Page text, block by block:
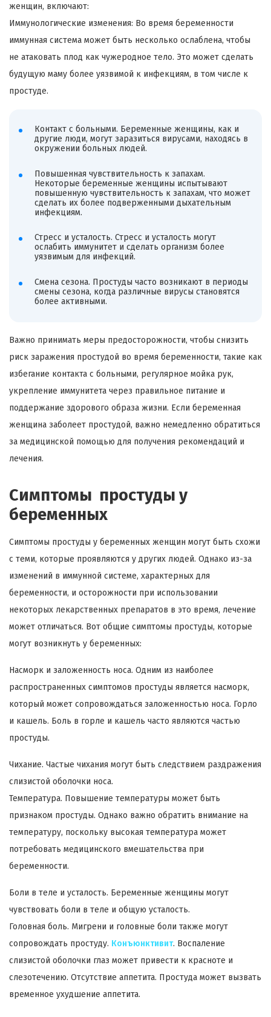
женщин, включают:
Иммунологические изменения: Во время беременности
иммунная система может быть несколько ослаблена, чтобы
не атаковать плод как чужеродное тело. Это может сделать
будущую маму более уязвимой к инфекциям, в том числе к
простуде.
Контакт с больными. Беременные женщины, как и
другие люди, могут заразиться вирусами, находясь в
окружении больных людей.
Повышенная чувствительность к запахам.
Некоторые беременные женщины испытывают
повышенную чувствительность к запахам, что может
сделать их более подверженными дыхательным
инфекциям.
Стресс и усталость. Стресс и усталость могут
ослабить иммунитет и сделать организм более
уязвимым для инфекций.
Смена сезона. Простуды часто возникают в периоды
смены сезона, когда различные вирусы становятся
более активными.
Важно принимать меры предосторожности, чтобы снизить
риск заражения простудой во время беременности, такие как
избегание контакта с больными, регулярное мойка рук,
укрепление иммунитета через правильное питание и
поддержание здорового образа жизни. Если беременная
женщина заболеет простудой, важно немедленно обратиться
за медицинской помощью для получения рекомендаций и
лечения.
Симптомы простуды у
беременных
Симптомы простуды у беременных женщин могут быть схожи
с теми, которые проявляются у других людей. Однако из-за
изменений в иммунной системе, характерных для
беременности, и осторожности при использовании
некоторых лекарственных препаратов в это время, лечение
может отличаться. Вот общие симптомы простуды, которые
могут возникнуть у беременных:
Насморк и заложенность носа. Одним из наиболее
распространенных симптомов простуды является насморк,
который может сопровождаться заложенностью носа. Горло
и кашель. Боль в горле и кашель часто являются частью
простуды.
Чихание. Частые чихания могут быть следствием раздражения
слизистой оболочки носа.
Температура. Повышение температуры может быть
признаком простуды. Однако важно обратить внимание на
температуру, поскольку высокая температура может
потребовать медицинского вмешательства при
беременности.
Боли в теле и усталость. Беременные женщины могут
чувствовать боли в теле и общую усталость.
Головная боль. Мигрени и головные боли также могут
сопровождать простуду. Конъюнктивит. Воспаление
слизистой оболочки глаз может привести к красноте и
слезотечению. Отсутствие аппетита. Простуда может вызвать
временное ухудшение аппетита.